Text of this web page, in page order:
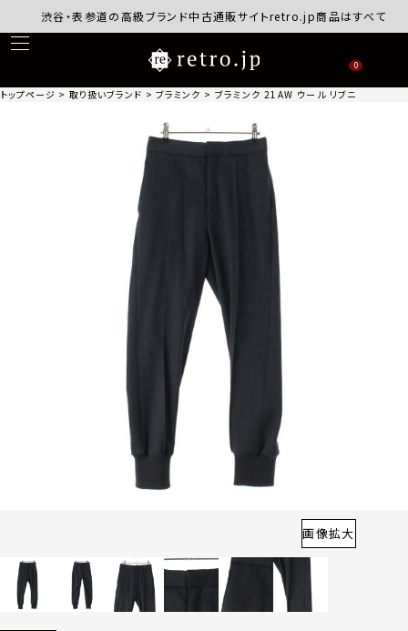
渋谷・表参道の高級ブランド中古通販サイトretro.jp商品はすべて正規品保
0
トップページ 取り扱いブランド ブラミンク ブラミンク 21AW ウール リブニット ス
画像拡大